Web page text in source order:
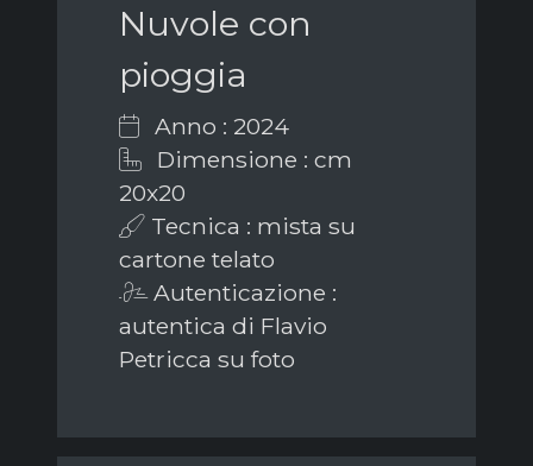
Nuvole con
pioggia
Anno : 2024
Dimensione : cm
20x20
Tecnica : mista su
cartone telato
Autenticazione :
autentica di Flavio
Petricca su foto